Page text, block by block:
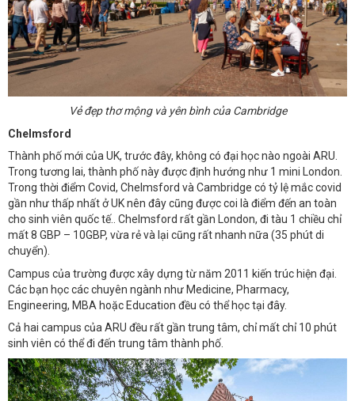
Vẻ đẹp thơ mộng và yên bình của Cambridge
Chelmsford
Thành phố mới của UK, trước đây, không có đại học nào ngoài ARU.
Trong tương lai, thành phố này được định hướng như 1 mini London.
Trong thời điểm Covid, Chelmsford và Cambridge có tỷ lệ mắc covid
gần như thấp nhất ở UK nên đây cũng được coi là điểm đến an toàn
cho sinh viên quốc tế.. Chelmsford rất gần London, đi tàu 1 chiều chỉ
mất 8 GBP – 10GBP, vừa rẻ và lại cũng rất nhanh nữa (35 phút di
chuyển).
Campus của trường được xây dựng từ năm 2011 kiến trúc hiện đại.
Các bạn học các chuyên ngành như Medicine, Pharmacy,
Engineering, MBA hoặc Education đều có thể học tại đây.
Cả hai campus của ARU đều rất gần trung tâm, chỉ mất chỉ 10 phút
sinh viên có thể đi đến trung tâm thành phố.